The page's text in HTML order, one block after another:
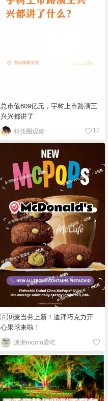
总市值609亿元，宇树上市路演王
兴兴都讲了
科技圈观察 17
🇦🇺麦当劳上新！迪拜巧克力开
心果球来啦！
澳洲momo爱吃